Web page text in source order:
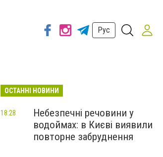
Рус
ОСТАННІ НОВИНИ
Небезпечні речовини у
водоймах: в Києві виявили
повторне забруднення
18:28